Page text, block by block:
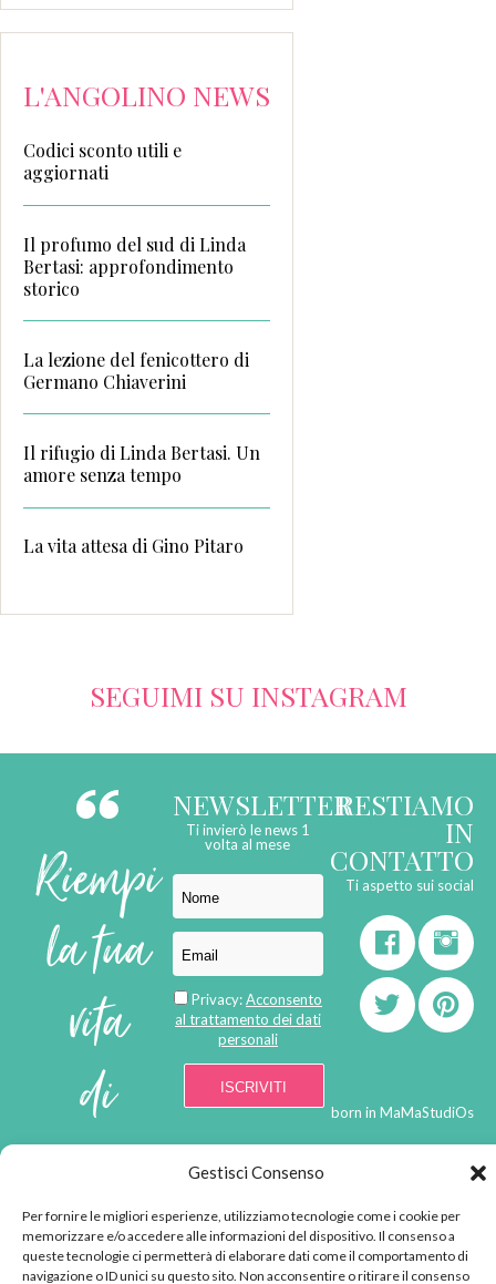
Gestisci Consenso
Per fornire le migliori esperienze, utilizziamo tecnologie come i cookie per
memorizzare e/o accedere alle informazioni del dispositivo. Il consenso a
queste tecnologie ci permetterà di elaborare dati come il comportamento di
navigazione o ID unici su questo sito. Non acconsentire o ritirare il consenso
L'ANGOLINO NEWS
Codici sconto utili e
aggiornati
Il profumo del sud di Linda
Bertasi: approfondimento
storico
La lezione del fenicottero di
Germano Chiaverini
Il rifugio di Linda Bertasi. Un
amore senza tempo
La vita attesa di Gino Pitaro
SEGUIMI SU INSTAGRAM
Riempi
la tua
vita
di
emozioni
© 2013 - 2026 - Tutti i
diritti riservati
"L'angolino di Ale" di
NEWSLETTER
Ti invierò le news 1
volta al mese
Privacy:Acconsento
al trattamento dei dati
personali
RESTIAMO
IN
CONTATTO
Ti aspetto sui social
born in MaMaStudiOs